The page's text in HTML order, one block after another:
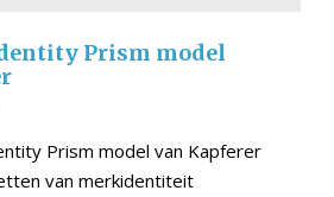
Prism model
Prism model van Kapferer
van merkidentiteit